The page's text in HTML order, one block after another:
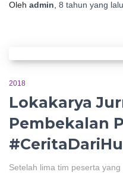
Oleh admin 8 tahun yang lalu
2018
Lokakarya
Pembekalan
Setelah lima tim peserta